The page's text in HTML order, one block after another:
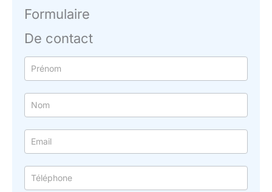
Formulaire
De contact
Formulaire
simple
avec
téléphone